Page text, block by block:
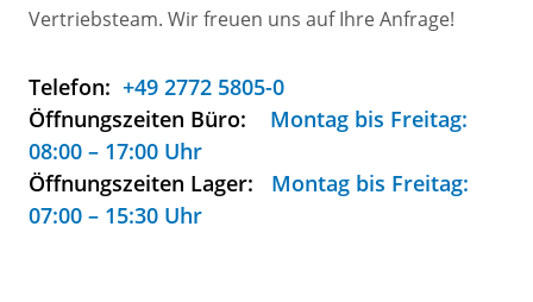
Vertriebsteam. Wir freuen uns auf Ihre Anfrage!
Telefon: +49 2772 5805-0
Öffnungszeiten Büro:
Montag bis Freitag:
08:00 – 17:00 Uhr
Öffnungszeiten Lager:
Montag bis Freitag:
07:00 – 15:30 Uhr